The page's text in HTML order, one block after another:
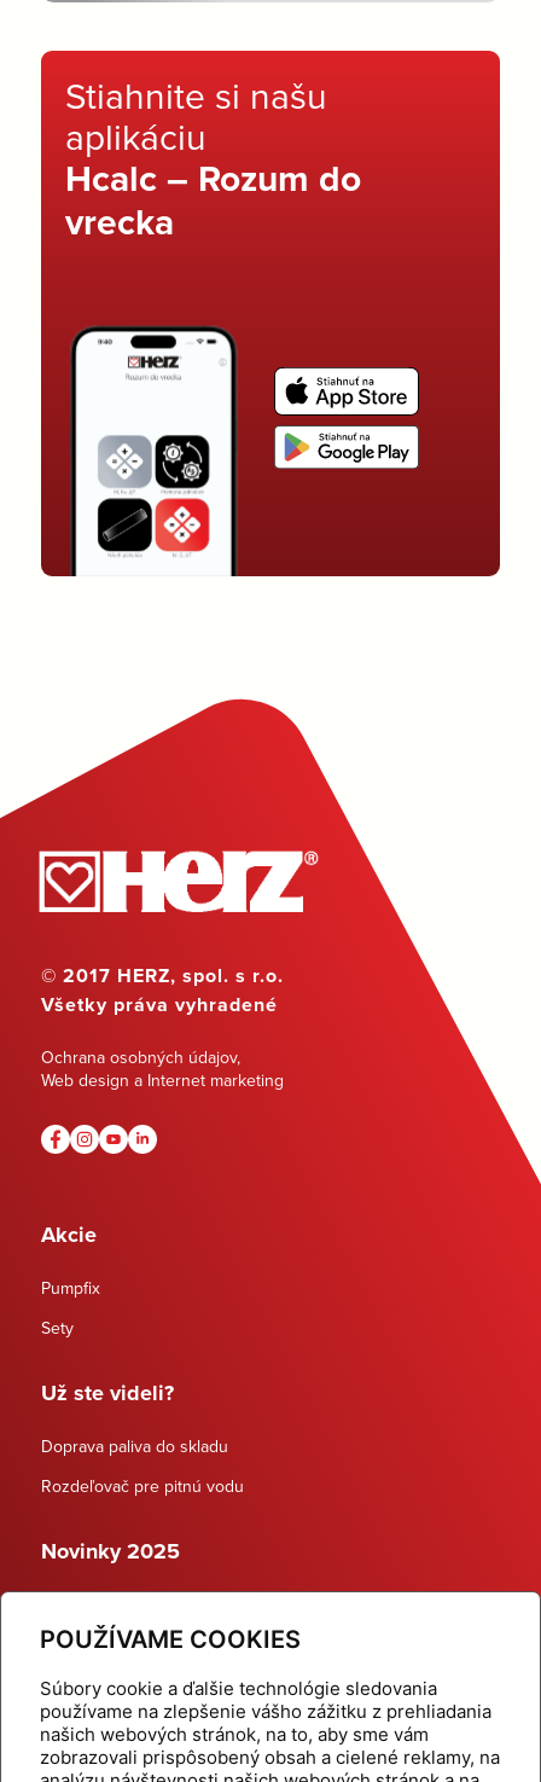
POUŽÍVAME COOKIES
Súbory cookie a ďalšie technológie sledovania
používame na zlepšenie vášho zážitku z prehliadania
našich webových stránok, na to, aby sme vám
zobrazovali prispôsobený obsah a cielené reklamy, na
Stiahnite si našu
aplikáciu
Hcalc – Rozum do
vrecka
© 2017 HERZ, spol. s r.o.
Všetky práva vyhradené
Ochrana osobných údajov,
Web design a Internet marketing
Akcie
Pumpfix
Sety
Už ste videli?
Doprava paliva do skladu
Rozdeľovač pre pitnú vodu
Novinky 2025
Dynamické termostatické ventily
Domov Produkty